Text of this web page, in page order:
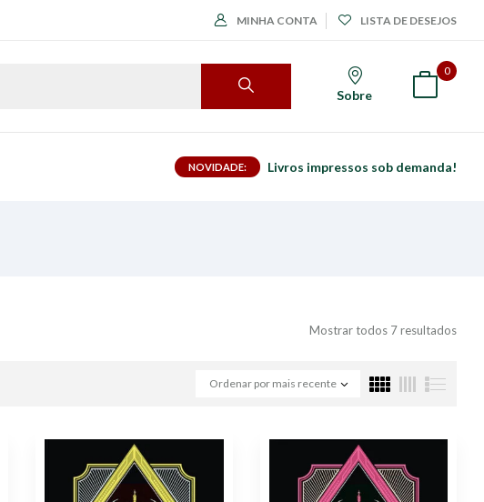
MINHA CONTA LISTA DE DESEJOS
Sobre
0
NOVIDADE: Livros impressos sob demanda!
Mostrar todos 7 resultados
Ordenar por mais recente